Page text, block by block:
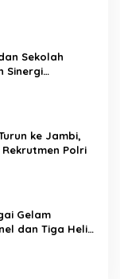
Sekolah
Sinergi
ke Jambi,
Polri
Gelam
dan Tiga Heli